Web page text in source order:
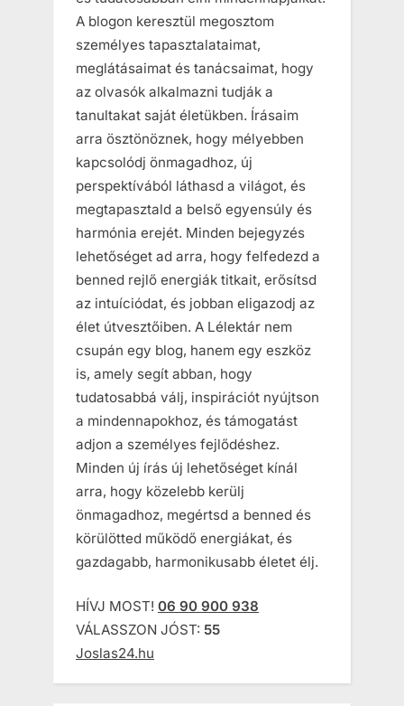
A blogon keresztül megosztom
személyes tapasztalataimat,
meglátásaimat és tanácsaimat, hogy
az olvasók alkalmazni tudják a
tanultakat saját életükben. Írásaim
arra ösztönöznek, hogy mélyebben
kapcsolódj önmagadhoz, új
perspektívából láthasd a világot, és
megtapasztald a belső egyensúly és
harmónia erejét. Minden bejegyzés
lehetőséget ad arra, hogy felfedezd a
benned rejlő energiák titkait, erősítsd
az intuíciódat, és jobban eligazodj az
élet útvesztőiben. A Lélektár nem
csupán egy blog, hanem egy eszköz
is, amely segít abban, hogy
tudatosabbá válj, inspirációt nyújtson
a mindennapokhoz, és támogatást
adjon a személyes fejlődéshez.
Minden új írás új lehetőséget kínál
arra, hogy közelebb kerülj
önmagadhoz, megértsd a benned és
körülötted működő energiákat, és
gazdagabb, harmonikusabb életet élj.
HÍVJ MOST! 06 90 900 938
VÁLASSZON JÓST: 55
Joslas24.hu